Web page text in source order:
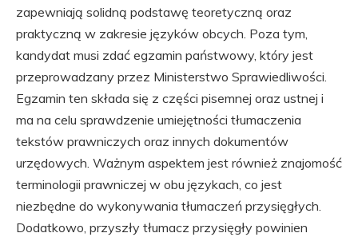
zapewniają solidną podstawę teoretyczną oraz
praktyczną w zakresie języków obcych. Poza tym,
kandydat musi zdać egzamin państwowy, który jest
przeprowadzany przez Ministerstwo Sprawiedliwości.
Egzamin ten składa się z części pisemnej oraz ustnej i
ma na celu sprawdzenie umiejętności tłumaczenia
tekstów prawniczych oraz innych dokumentów
urzędowych. Ważnym aspektem jest również znajomość
terminologii prawniczej w obu językach, co jest
niezbędne do wykonywania tłumaczeń przysięgłych.
Dodatkowo, przyszły tłumacz przysięgły powinien